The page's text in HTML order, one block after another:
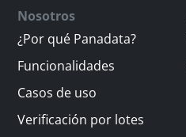
Nosotros
¿Por qué Panadata?
Funcionalidades
Casos de uso
Verificación por lotes